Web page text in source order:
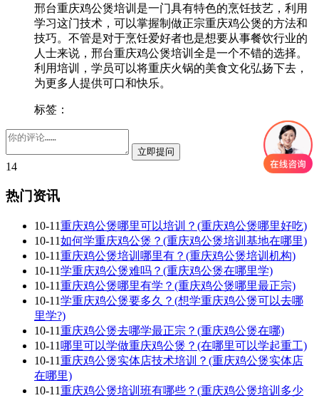
邢台重庆鸡公煲培训是一门具有特色的烹饪技艺，利用
学习这门技术，可以掌握制做正宗重庆鸡公煲的方法和
技巧。不管是对于烹饪爱好者也是想要从事餐饮行业的
人士来说，邢台重庆鸡公煲培训全是一个不错的选择。
利用培训，学员可以将重庆火锅的美食文化弘扬下去，
为更多人提供可口和快乐。
标签：
14
热门资讯
10-11重庆鸡公煲哪里可以培训？(重庆鸡公煲哪里好吃)
10-11如何学重庆鸡公煲？(重庆鸡公煲培训基地在哪里)
10-11重庆鸡公煲培训哪里有？(重庆鸡公煲培训机构)
10-11学重庆鸡公煲难吗？(重庆鸡公煲在哪里学)
10-11重庆鸡公煲哪里有学？(重庆鸡公煲哪里最正宗)
10-11学重庆鸡公煲要多久？(想学重庆鸡公煲可以去哪
里学?)
10-11重庆鸡公煲去哪学最正宗？(重庆鸡公煲在哪)
10-11 哪里可以学做重庆鸡公煲？(在哪里可以学起重工)
10-11重庆鸡公煲实体店技术培训？(重庆鸡公煲实体店
在哪里)
10-11重庆鸡公煲培训班有哪些？(重庆鸡公煲培训多少